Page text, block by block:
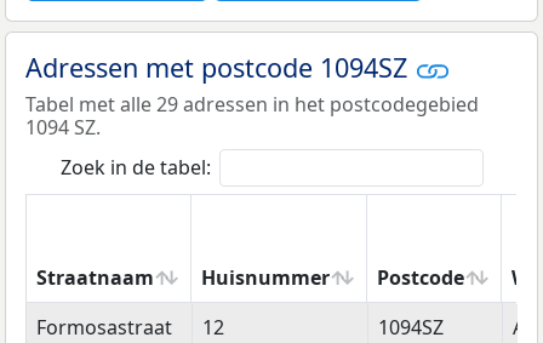
Adressen met postcode 1094SZ
Tabel met alle 29 adressen in het postcodegebied
1094 SZ.
Zoek in de tabel:
Straatnaam Huisnummer Postcode
Straatnaam
Huisnummer Postcode
Formosastraat 12 1094SZ